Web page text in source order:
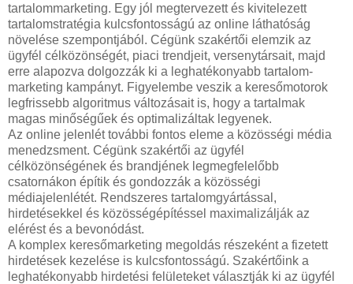
tartalommarketing. Egy jól megtervezett és kivitelezett
tartalomstratégia kulcsfontosságú az online láthatóság
növelése szempontjából. Cégünk szakértői elemzik az
ügyfél célközönségét, piaci trendjeit, versenytársait, majd
erre alapozva dolgozzák ki a leghatékonyabb tartalom-
marketing kampányt. Figyelembe veszik a keresőmotorok
legfrissebb algoritmus változásait is, hogy a tartalmak
magas minőségűek és optimalizáltak legyenek.
Az online jelenlét további fontos eleme a közösségi média
menedzsment. Cégünk szakértői az ügyfél
célközönségének és brandjének legmegfelelőbb
csatornákon építik és gondozzák a közösségi
médiajelenlétét. Rendszeres tartalomgyártással,
hirdetésekkel és közösségépítéssel maximalizálják az
elérést és a bevonódást.
A komplex keresőmarketing megoldás részeként a fizetett
hirdetések kezelése is kulcsfontosságú. Szakértőink a
leghatékonyabb hirdetési felületeket választják ki az ügyfél